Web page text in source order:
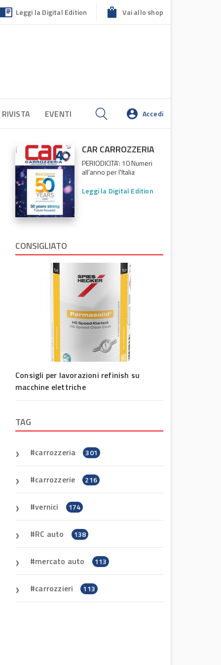
Leggi la Digital Edition Vai allo shop
EVENTI Accedi
CAR CARROZZERIA
PERIODICITA': 10 Numeri
all'anno per l'Italia
Leggi la Digital Edition
CONSIGLIATO
Consigli per lavorazioni refinish su
macchine elettriche
TAG
carrozzeria 301
carrozzerie 216
vernici 174
RC auto 138
mercato auto 113
carrozzieri 113